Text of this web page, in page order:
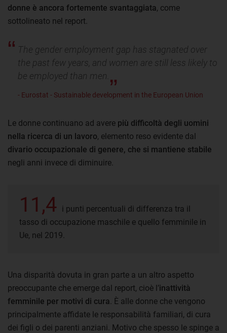
donne è ancora fortemente svantaggiata, come
sottolineato nel report.
The gender employment gap has stagnated over
the past few years, and women are still less likely to
be employed than men.
- Eurostat - Sustainable development in the European Union
Le donne continuano ad avere più difficoltà degli uomini
nella ricerca di un lavoro, elemento reso evidente dal
divario occupazionale di genere, che si mantiene stabile
negli anni invece di diminuire.
11,4
i punti percentuali di differenza tra il
tasso di occupazione maschile e quello femminile in
Ue, nel 2019.
Una disparità dovuta in gran parte a un altro aspetto
preoccupante che emerge dal report, cioè l’inattività
femminile per motivi di cura . È alle donne che vengono
principalmente affidate le responsabilità familiari, di cura
dei figli o dei parenti anziani. Motivo che spesso le spinge a